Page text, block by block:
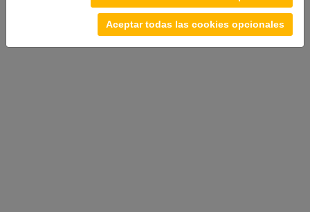
Aceptar todas las cookies opcionales